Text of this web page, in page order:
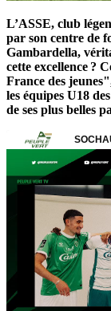
L’ASSE, club
par son centre de
Gambardella,
cette excellence ?
France des
les équipes U18
de ses plus belles